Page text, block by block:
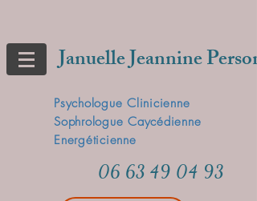
Januelle Jeannine Person
Psychologue Clinicienne
Sophrologue Caycédienne
Energéticienne
06 63 49 04 93